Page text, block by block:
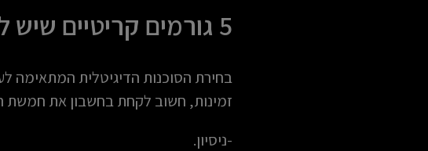
5 גורמים קריטיים שיש לחפש בעת בחירת סוכנות דיגיטלית
בחירת הסוכנות הדיגיטלית המתאימה
זמינות, חשוב לקחת בחשבון את חמשת
-ניסיון.